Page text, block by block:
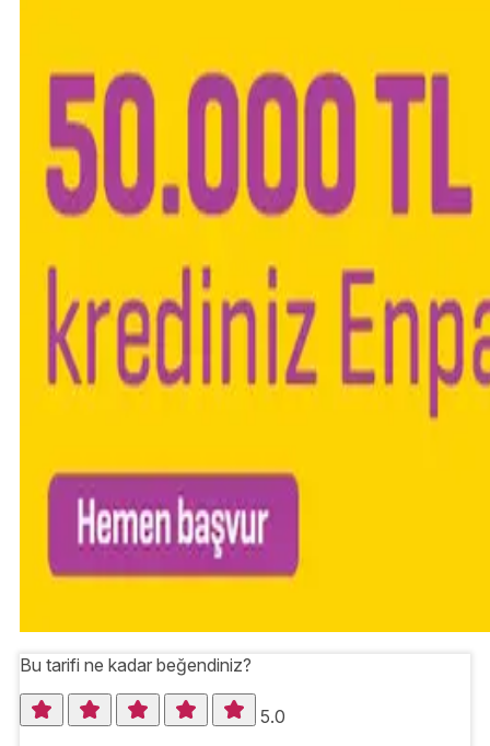
Bu tarifi ne kadar beğendiniz?
5.0